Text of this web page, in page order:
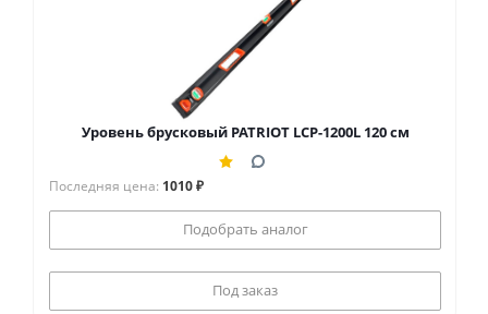
Уровень брусковый PATRIOT LCP-1200L 120 см
Последняя цена: 1010 ₽
Подобрать аналог
Под заказ